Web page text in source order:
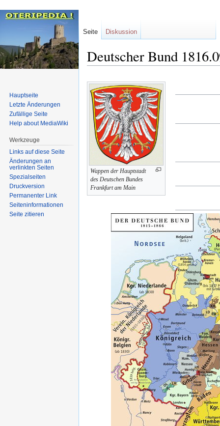
Deutscher Bund
Zur
Navigation
springen
Zur
Suche
springen
Wappen der Hauptstadt
des Deutschen Bundes
Frankfurt am Main
Seite Diskussion
Hauptseite
Letzte Änderungen
Zufällige Seite
Help about MediaWiki
Werkzeuge
Links auf diese Seite
Änderungen an
verlinkten Seiten
Spezialseiten
Druckversion
Permanenter Link
Seiten­informationen
Seite zitieren